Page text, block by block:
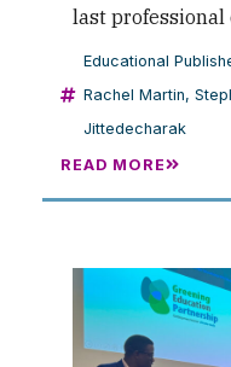
last professional
Educational
Rachel Martin,
Jittedecharak
READ MORE